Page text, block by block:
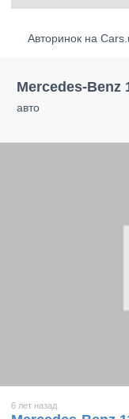
Авторинок на
Mercedes-Benz
авто
6 лет назад